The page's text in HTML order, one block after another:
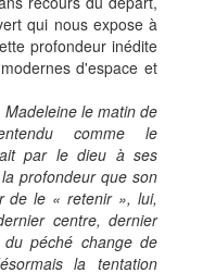
qui nous expose à
profondeur inédite
d'espace et
le matin de
comme le
par le dieu à ses
profondeur que son
de le « retenir », lui,
centre, dernier
péché change de
la tentation